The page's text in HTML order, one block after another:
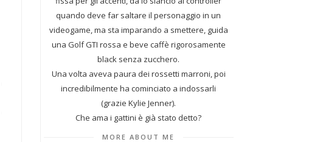
quando deve far saltare il personaggio in un
videogame, ma sta imparando a smettere, guida
una Golf GTI rossa e beve caffè rigorosamente
black senza zucchero.
Una volta aveva paura dei rossetti marroni, poi
incredibilmente ha cominciato a indossarli
(grazie Kylie Jenner).
Che ama i gattini è già stato detto?
MORE ABOUT ME